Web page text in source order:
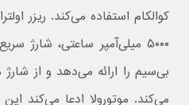
کوالکام استفاده می‌کند. ریزر اولترا ۲۰۲۶ با